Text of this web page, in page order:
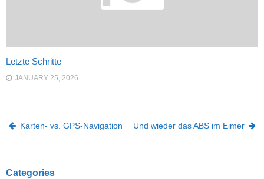
Letzte Schritte
JANUARY 25, 2026
Post navigation
Karten- vs. GPS-Navigation Und wieder das ABS im Eimer
Categories